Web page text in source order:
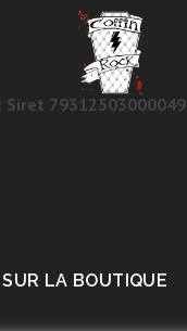
Siret 79312503000049
LA BOUTIQUE